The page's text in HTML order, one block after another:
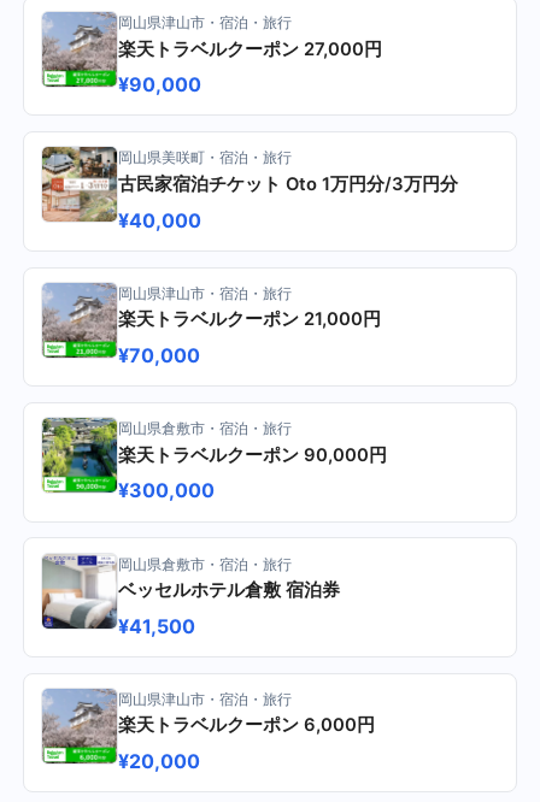
岡山県津山市・宿泊・旅行
楽天トラベルクーポン 27,000円
¥90,000
岡山県美咲町・宿泊・旅行
古民家宿泊チケット Oto 1万円分/3万円分
¥40,000
岡山県津山市・宿泊・旅行
楽天トラベルクーポン 21,000円
¥70,000
岡山県倉敷市・宿泊・旅行
楽天トラベルクーポン 90,000円
¥300,000
岡山県倉敷市・宿泊・旅行
ベッセルホテル倉敷 宿泊券
¥41,500
岡山県津山市・宿泊・旅行
楽天トラベルクーポン 6,000円
¥20,000